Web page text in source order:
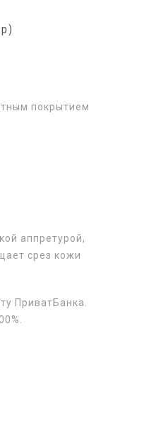
покрытием
аппретурой,
срез кожи
ПриватБанка.